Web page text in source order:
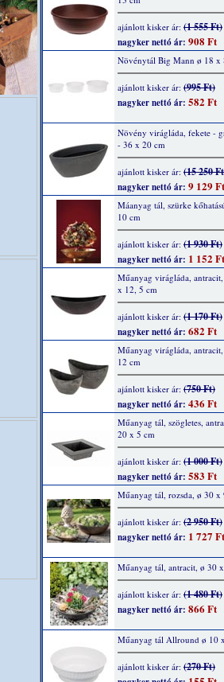
ajánlott kisker ár: (1 555 Ft)
nagyker nettó ár: 908 Ft
Növénytál Big Mann ø 18 x
ajánlott kisker ár: (995 Ft)
nagyker nettó ár: 582 Ft
Növény virágláda, fekete -
- 36 x 20 cm
ajánlott kisker ár: (15 250
nagyker nettó ár: 9 129 Ft
Máanyag tál, szürke
10 cm
ajánlott kisker ár: (1 930 Ft)
nagyker nettó ár: 1 152 Ft
Műanyag virágláda,
x 12, 5 cm
ajánlott kisker ár: (1 170 Ft)
nagyker nettó ár: 682 Ft
Műanyag virágláda,
12 cm
ajánlott kisker ár: (750 Ft)
nagyker nettó ár: 436 Ft
Műanyag tál, szögletes,
20 x 5 cm
ajánlott kisker ár: (1 000 Ft)
nagyker nettó ár: 583 Ft
Műanyag tál, rozsda, ø 30 x
ajánlott kisker ár: (2 950 Ft)
nagyker nettó ár: 1 727 Ft
Műanyag tál, antracit, ø 30
ajánlott kisker ár: (1 480 Ft)
nagyker nettó ár: 866 Ft
Műanyag tál Allround ø 10
ajánlott kisker ár: (270 Ft)